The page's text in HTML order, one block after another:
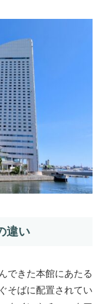
違い
できた本館にあたる
そばに配置されてい